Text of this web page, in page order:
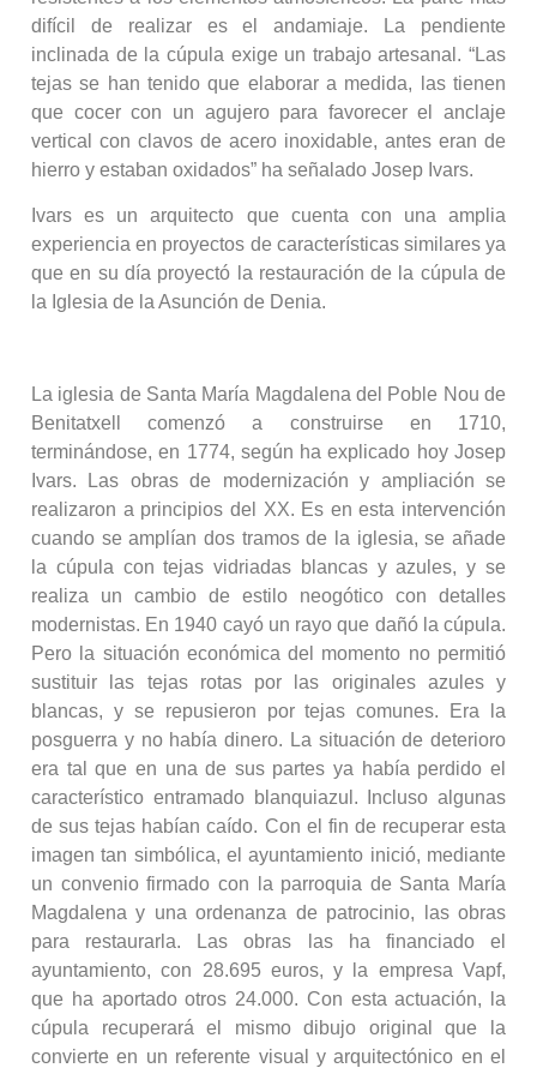
difícil de realizar es el andamiaje. La pendiente
inclinada de la cúpula exige un trabajo artesanal. “Las
tejas se han tenido que elaborar a medida, las tienen
que cocer con un agujero para favorecer el anclaje
vertical con clavos de acero inoxidable, antes eran de
hierro y estaban oxidados” ha señalado Josep Ivars.
Ivars es un arquitecto que cuenta con una amplia
experiencia en proyectos de características similares ya
que en su día proyectó la restauración de la cúpula de
la Iglesia de la Asunción de Denia.
La iglesia de Santa María Magdalena del Poble Nou de
Benitatxell comenzó a construirse en 1710,
terminándose, en 1774, según ha explicado hoy Josep
Ivars. Las obras de modernización y ampliación se
realizaron a principios del XX. Es en esta intervención
cuando se amplían dos tramos de la iglesia, se añade
la cúpula con tejas vidriadas blancas y azules, y se
realiza un cambio de estilo neogótico con detalles
modernistas. En 1940 cayó un rayo que dañó la cúpula.
Pero la situación económica del momento no permitió
sustituir las tejas rotas por las originales azules y
blancas, y se repusieron por tejas comunes. Era la
posguerra y no había dinero. La situación de deterioro
era tal que en una de sus partes ya había perdido el
característico entramado blanquiazul. Incluso algunas
de sus tejas habían caído. Con el fin de recuperar esta
imagen tan simbólica, el ayuntamiento inició, mediante
un convenio firmado con la parroquia de Santa María
Magdalena y una ordenanza de patrocinio, las obras
para restaurarla. Las obras las ha financiado el
ayuntamiento, con 28.695 euros, y la empresa Vapf,
que ha aportado otros 24.000. Con esta actuación, la
cúpula recuperará el mismo dibujo original que la
convierte en un referente visual y arquitectónico en el